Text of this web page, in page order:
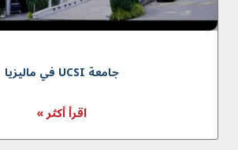
جامعة UCSI في مالیزیا
اقرأ أكثر »